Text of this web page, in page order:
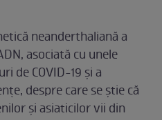
neanderthaliană a
asociată cu unele
de COVID-19 și a
despre care se știe că
și asiaticilor vii din